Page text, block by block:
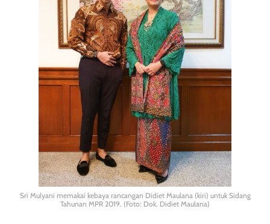
Sri Mulyani memakai kebaya rancangan Didiet Maulana (kiri) untuk Sidang
Tahunan MPR 2019. (Foto: Dok. Didiet Maulana)